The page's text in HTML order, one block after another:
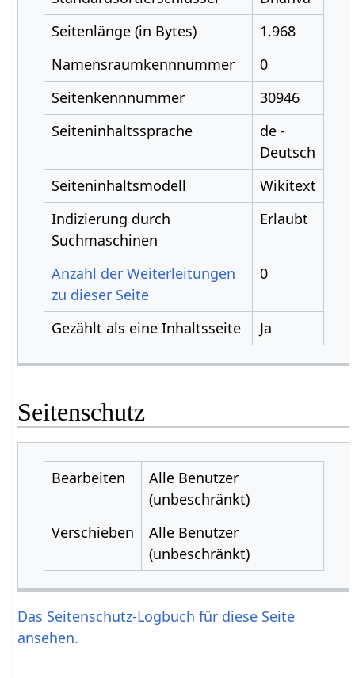
Seitenlänge (in Bytes)
1.968
Namensraumkennnummer
0
Seitenkennnummer
30946
Seiteninhaltssprache
de -
Deutsch
Seiteninhaltsmodell
Wikitext
Indizierung durch
Suchmaschinen
Erlaubt
Anzahl der Weiterleitungen
zu dieser Seite
0
Gezählt als eine Inhaltsseite Ja
Seitenschutz
Bearbeiten
Alle Benutzer
(unbeschränkt)
Verschieben
Alle Benutzer
(unbeschränkt)
Das Seitenschutz-Logbuch für diese Seite
ansehen.